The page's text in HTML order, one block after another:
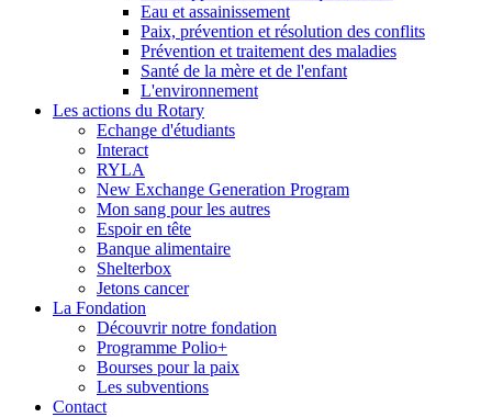
Eau et assainissement
Paix, prévention et résolution des conflits
Prévention et traitement des maladies
Santé de la mère et de l'enfant
L'environnement
Les actions du Rotary
Echange d'étudiants
Interact
RYLA
New Exchange Generation Program
Mon sang pour les autres
Espoir en tête
Banque alimentaire
Shelterbox
Jetons cancer
La Fondation
Découvrir notre fondation
Programme Polio+
Bourses pour la paix
Les subventions
Contact